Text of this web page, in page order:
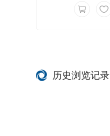
历史浏览记录